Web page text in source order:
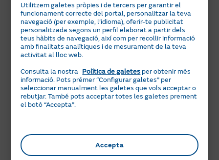
manteniment?
Volem que tinguis tota la informació necessària abans
de prendre la decisió de baixa d’un servei de
manteniment. Recorda que tenim diferents modalitats
de serveis.
Per sol·licitar la baixa d’un servei de manteniment,
truca’ns a Atenció al Client.
Per saber-ne més
900 100 502
Utilitzem galetes pròpies i de tercers per garantir el
funcionament correcte del portal, personalitzar la teva
navegació (per exemple, l’idioma), oferir-te publicitat
personalitzada segons un perfil elaborat a partir dels
teus hàbits de navegació, així com per recollir informació
amb finalitats analítiques i de mesurament de la teva
activitat al lloc web.
Consulta la nostra Política de galetes per obtenir més
informació. Pots prémer “Configurar galetes” per
seleccionar manualment les galetes que vols acceptar o
rebutjar. També pots acceptar totes les galetes prement
el botó “Accepta”.
Accepta